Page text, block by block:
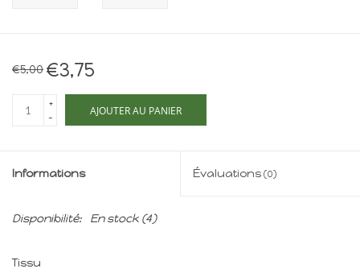
€5,00 €3,75
+
-
AJOUTER AU PANIER
Informations Évaluations (0)
Disponibilité: En stock (4)
Tissu